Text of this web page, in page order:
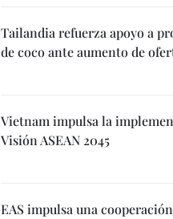
Tailandia refuerza apoyo a
de coco ante aumento de
Vietnam impulsa la
Visión ASEAN 2045
EAS impulsa una